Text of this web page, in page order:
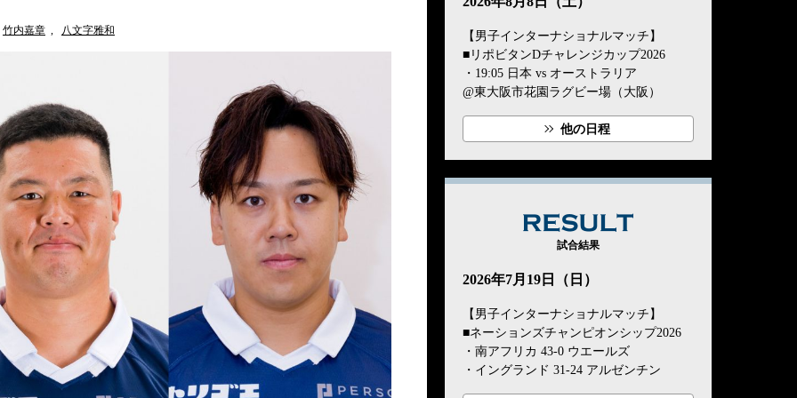
竹内嘉章 , 八文字雅和
【男子インターナショナルマッチ】
■リポビタンDチャレンジカップ2026
・19:05 日本 vs オーストラリア
@東大阪市花園ラグビー場（大阪）
他の日程
試合結果
2026年7月19日（日）
【男子インターナショナルマッチ】
■ネーションズチャンピオンシップ2026
・南アフリカ 43-0 ウエールズ
・イングランド 31-24 アルゼンチン